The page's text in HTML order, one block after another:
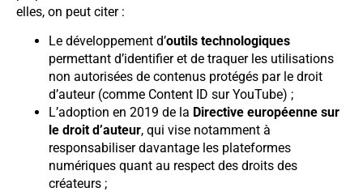
elles, on peut citer :
Le développement d’outils technologiques
permettant d’identifier et de traquer les utilisations
non autorisées de contenus protégés par le droit
d’auteur (comme Content ID sur YouTube) ;
L’adoption en 2019 de la Directive européenne sur
le droit d’auteur, qui vise notamment à
responsabiliser davantage les plateformes
numériques quant au respect des droits des
créateurs ;